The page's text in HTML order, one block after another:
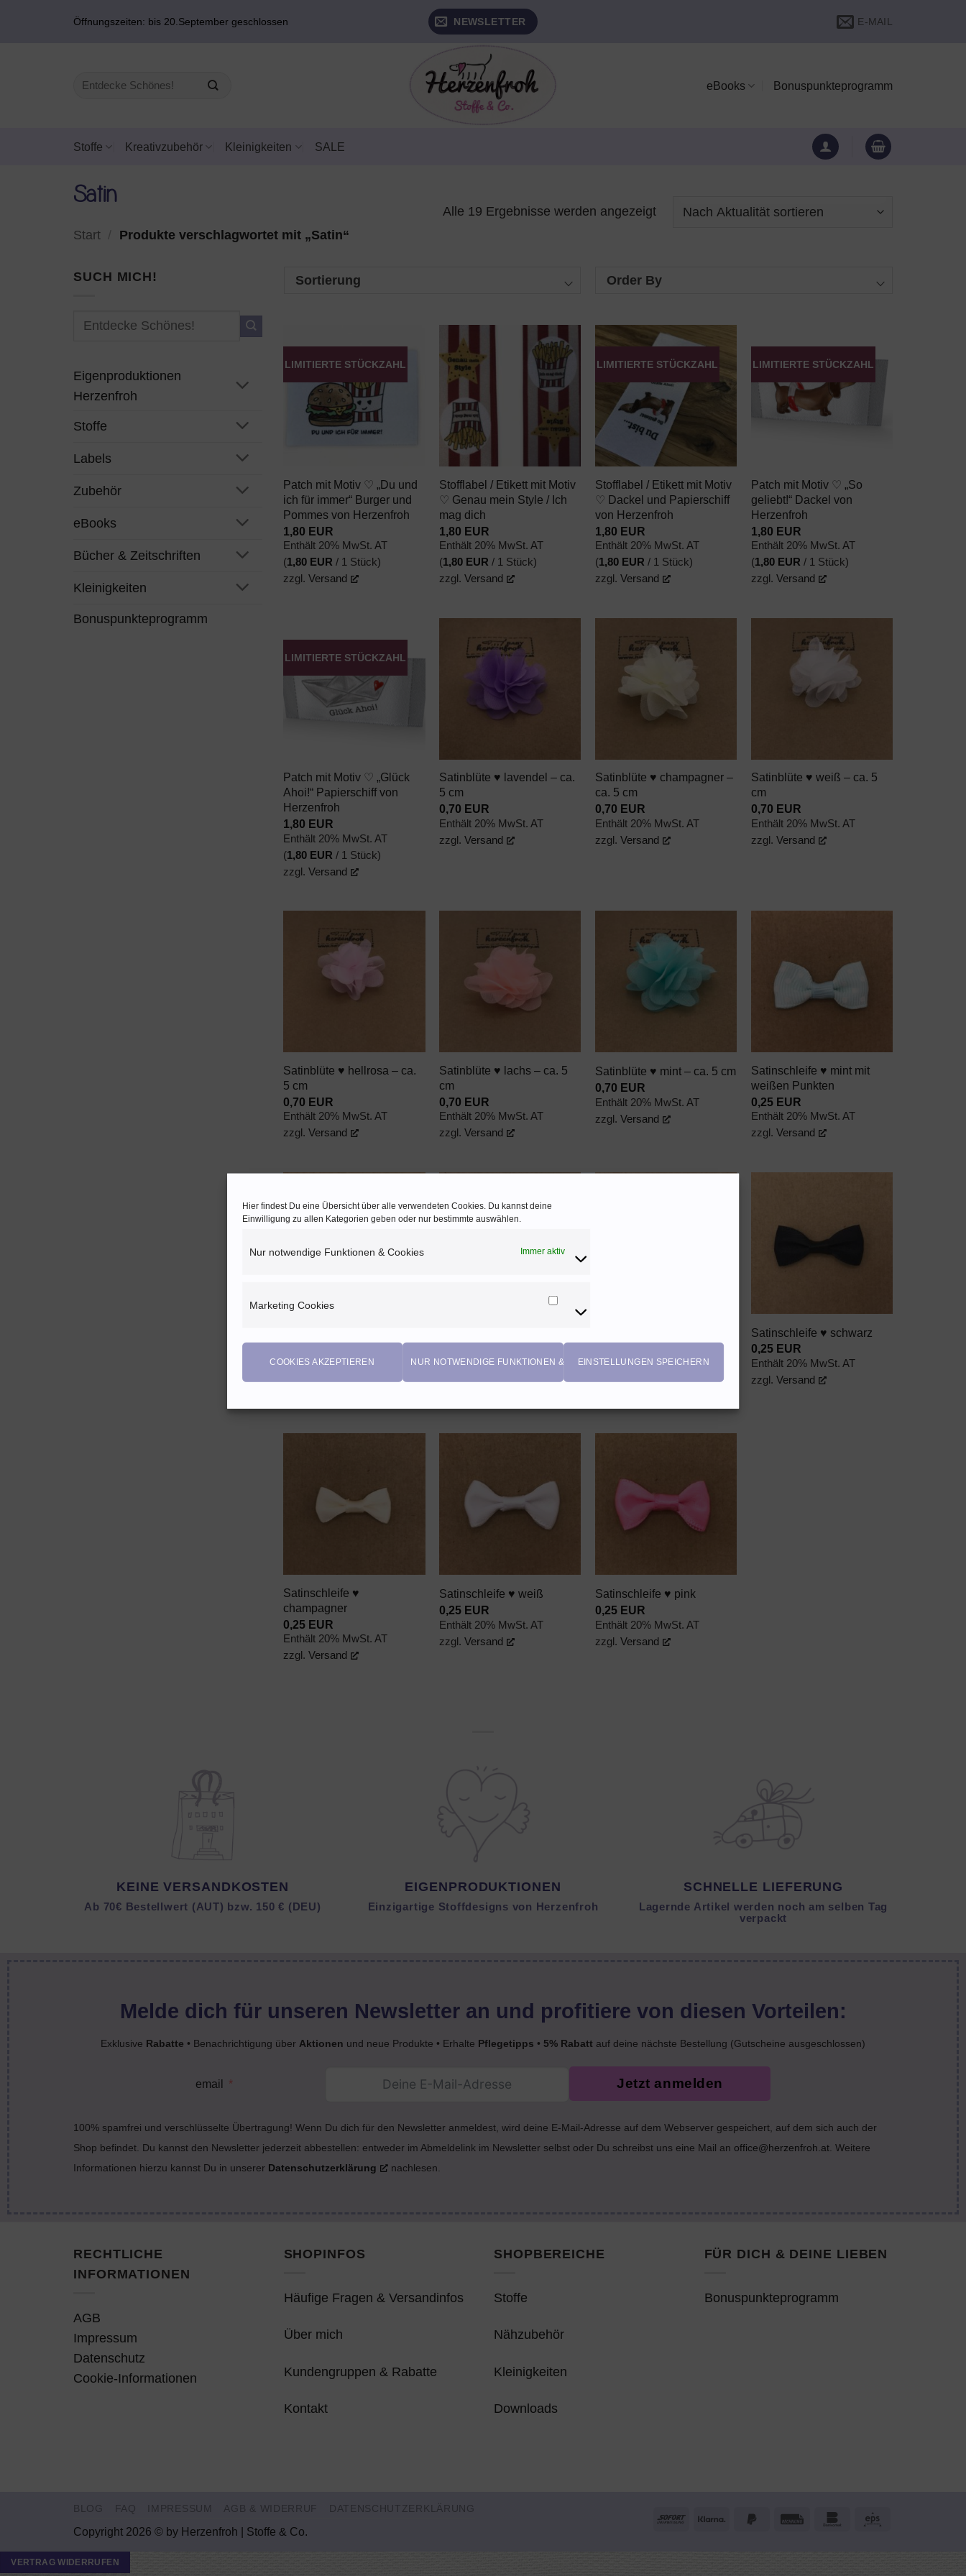
Hier findest Du eine Übersicht über alle verwendeten Cookies. Du kannst deine
Einwilligung zu allen Kategorien geben oder nur bestimmte auswählen.
Nur notwendige Funktionen & Cookies Immer aktiv
Marketing Cookies
Marketing
COOKIES AKZEPTIEREN NUR NOTWENDIGE FUNKTIONEN & COOKIESEINSTELLUNGEN SPEICHERN
Öffnungszeiten: bis 20.September geschlossen NEWSLETTER E-MAIL
Suchen
eBooks Bonuspunkteprogramm
Stoffe Kreativzubehör Kleinigkeiten SALE
Satin
Start Produkte verschlagwortet mit „Satin“
Alle 19 Ergebnisse werden angezeigtNach
SUCH MICH!
Suchen
Eigenproduktionen
Herzenfroh
Stoffe
Labels
Zubehör
eBooks
Bücher & Zeitschriften
Kleinigkeiten
Bonuspunkteprogramm
Sortierung Order By
LIMITIERTE STÜCKZAHL
AUF DEN
WUNSCHZETTEL
Patch mit Motiv ♡ „Du und
ich für immer“ Burger und
Pommes von Herzenfroh
1,80 EUR
Enthält 20% MwSt. AT
(1,80 EUR / 1 Stück)
zzgl.Versand
AUF DEN
WUNSCHZETTEL
+
Stofflabel / Etikett mit Motiv
♡ Genau mein Style / Ich
mag dich
1,80 EUR
Enthält 20% MwSt. AT
(1,80 EUR / 1 Stück)
zzgl.Versand
LIMITIERTE STÜCKZAHL
AUF DEN
WUNSCHZETTEL
+
Stofflabel / Etikett mit Motiv
♡ Dackel und Papierschiff
von Herzenfroh
1,80 EUR
Enthält 20% MwSt. AT
(1,80 EUR / 1 Stück)
zzgl.Versand
LIMITIERTE STÜCKZAHL
AUF DEN
WUNSCHZETTEL
Patch mit Motiv ♡ „So
geliebt!“ Dackel von
Herzenfroh
1,80 EUR
Enthält 20% MwSt. AT
(1,80 EUR / 1 Stück)
zzgl. Versand
LIMITIERTE STÜCKZAHL
AUF DEN
WUNSCHZETTEL
Patch mit Motiv ♡ „Glück
Ahoi!“ Papierschiff von
Herzenfroh
1,80 EUR
Enthält 20% MwSt. AT
(1,80 EUR / 1 Stück)
zzgl.Versand
AUF DEN
WUNSCHZETTEL
Satinblüte ♥ lavendel – ca.
5 cm
0,70 EUR
Enthält 20% MwSt. AT
zzgl.Versand
AUF DEN
Satinblüte ♥ champagner –
ca. 5 cm
0,70 EUR
Enthält 20% MwSt. AT
zzgl.Versand
AUF DEN
Satinblüte ♥ weiß – ca. 5
cm
0,70 EUR
Enthält 20% MwSt. AT
zzgl. Versand
AUF DEN
Satinblüte ♥ hellrosa – ca.
5 cm
0,70 EUR
Enthält 20% MwSt. AT
zzgl.Versand
AUF DEN
WUNSCHZETTEL
Satinblüte ♥ lachs – ca. 5
cm
0,70 EUR
Enthält 20% MwSt. AT
zzgl.Versand
WUNSCHZETTEL
Satinblüte ♥ mint – ca. 5 cm
0,70 EUR
Enthält 20% MwSt. AT
zzgl.Versand
WUNSCHZETTEL
Satinschleife ♥ mint mit
weißen Punkten
0,25 EUR
Enthält 20% MwSt. AT
zzgl. Versand
AUF DEN
weißen Punkten
0,25EUR
AUF DEN
schwarzen Punkten
0,25EUR
Enthält 20% MwSt. AT
zzgl.Versand
WUNSCHZETTEL
Satinschleife ♥ schwarz
0,25 EUR
Enthält 20% MwSt. AT
zzgl. Versand
WUNSCHZETTEL
Satinschleife ♥
champagner
0,25 EUR
Enthält 20% MwSt. AT
zzgl.Versand
WUNSCHZETTEL
Satinschleife ♥ weiß
0,25 EUR
Enthält 20% MwSt. AT
zzgl.Versand
AUF DEN
WUNSCHZETTEL
Satinschleife ♥ pink
0,25 EUR
Enthält 20% MwSt. AT
zzgl.Versand
KEINE VERSANDKOSTEN
Ab 70€ Bestellwert (AUT) bzw. 150 € (DEU)
EIGENPRODUKTIONEN
Einzigartige Stoffdesigns von Herzenfroh
SCHNELLE LIEFERUNG
Lagernde Artikel werden noch am selben Tag
verpackt
Melde dich für unseren Newsletter an und profitiere von diesen Vorteilen:
Exklusive Rabatte • Benachrichtigung über Aktionen und neue Produkte • Erhalte Pflegetipps • 5% Rabatt auf deine nächste Bestellung (Gutscheine ausgeschlossen)
email Jetzt anmelden
100% spamfrei und verschlüsselte Übertragung! Wenn Du dich für den Newsletter anmeldest, wird deine E-Mail-Adresse auf dem Webserver gespeichert, auf dem sich auch der
Shop befindet. Du kannst den Newsletter jederzeit abbestellen: entweder im Abmeldelink im Newsletter selbst oder Du schreibst uns eine Mail an office@herzenfroh.at . Weitere
Informationen hierzu kannst Du in unserer Datenschutzerklärung nachlesen.
RECHTLICHE
INFORMATIONEN
AGB
Impressum
Datenschutz
Cookie-Informationen
SHOPINFOS
Häufige Fragen & Versandinfos
Über mich
Kundengruppen & Rabatte
Kontakt
SHOPBEREICHE
Stoffe
Nähzubehör
Kleinigkeiten
Downloads
FÜR DICH & DEINE LIEBEN
Bonuspunkteprogramm
Sofort Klarna
PayPal
Rechung Bankomat
BLOG FAQ IMPRESSUM AGB & WIDERRUF DATENSCHUTZERKLÄRUNG
Copyright 2026 © by Herzenfroh | Stoffe & Co.
VERTRAG WIDERRUFEN